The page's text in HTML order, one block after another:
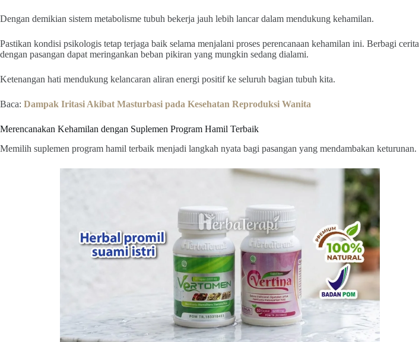
Dengan demikian sistem metabolisme tubuh bekerja jauh lebih lancar dalam mendukung kehamilan.
Pastikan kondisi psikologis tetap terjaga baik selama menjalani proses perencanaan kehamilan ini. Berbagi cerita
dengan pasangan dapat meringankan beban pikiran yang mungkin sedang dialami.
Ketenangan hati mendukung kelancaran aliran energi positif ke seluruh bagian tubuh kita.
Baca: Dampak Iritasi Akibat Masturbasi pada Kesehatan Reproduksi Wanita
Merencanakan Kehamilan dengan Suplemen Program Hamil Terbaik
Memilih suplemen program hamil terbaik menjadi langkah nyata bagi pasangan yang mendambakan keturunan.